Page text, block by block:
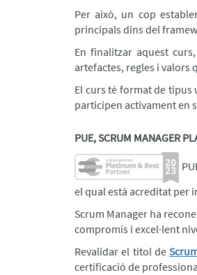
Per això, un cop
principals dins del
En finalitzar aquest
artefactes, regles i valors
El curs té format de tipus
participen activament en
PUE, SCRUM MANAGER
el qual està acreditat per
Scrum Manager ha
compromís i excel·lent
Revalidar el títol de
certificació de